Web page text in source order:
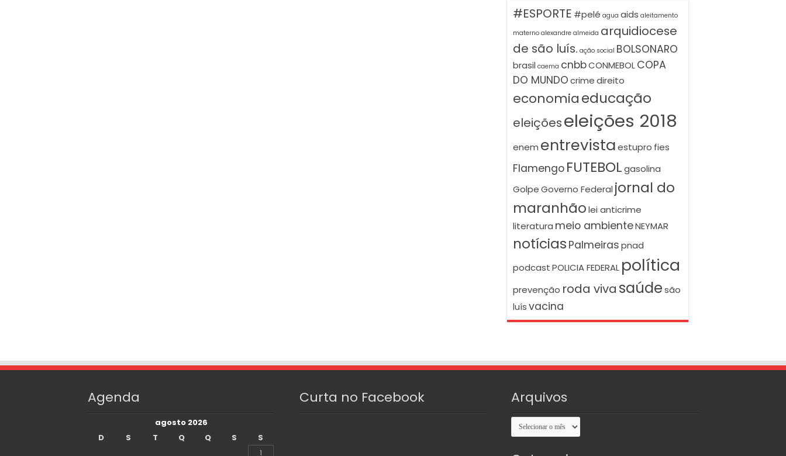
#ESPORTE #pelé agua aids aleitamento
materno alexandre almeida arquidiocese
de são luís. ação social BOLSONARO
brasil caema cnbbCONMEBOLCOPA
DO MUNDOcrimedireito
economiaeducação
eleiçõeseleições 2018
enem entrevistaestupro fies
Flamengo FUTEBOLgasolina
GolpeGoverno Federal jornal do
maranhãolei anticrime
literatura meio ambienteNEYMAR
notícias Palmeiraspnad
podcastPOLICIA FEDERAL política
prevenção roda viva saúdesão
luísvacina
Agenda
agosto 2026
D
S T Q Q S
S
1
Curta no Facebook Arquivos
Arquivos